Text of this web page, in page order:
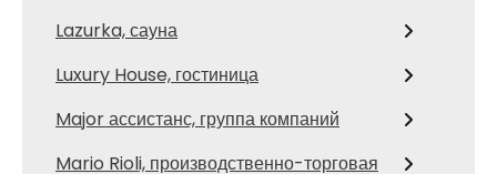
Lazurka, сауна
Luxury House, гостиница
Major ассистанс, группа компаний
Mario Rioli, производственно-торговая